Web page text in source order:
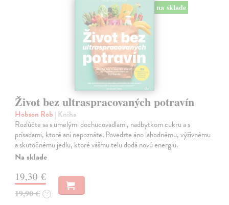
na sklade
Život bez ultraspracovaných potravín
Hobson Rob | Kniha
Rozlúčte sa s umelými dochucovadlami, nadbytkom cukru a s
prísadami, ktoré ani nepoznáte. Povedzte áno lahodnému, výživnému
a skutočnému jedlu, ktoré vášmu telu dodá novú energiu.
Na sklade
19,30 €
19,90 € ?